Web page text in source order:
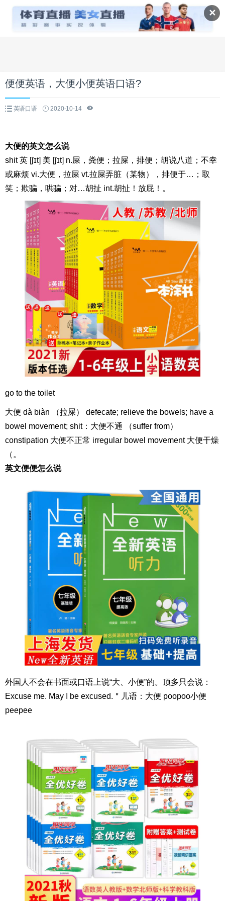
✕
便便英语，大便小便英语口语?
英语口语 2020-10-14
大便的英文怎么说
shit 英 [ʃɪt] 美 [ʃɪt] n.屎，粪便；拉屎，排便；胡说八道；不幸
或麻烦 vi.大便，拉屎 vt.拉屎弄脏（某物），排便于…；取
笑；欺骗，哄骗；对…胡扯 int.胡扯！放屁！。
go to the toilet
大便 dà biàn （拉屎） defecate; relieve the bowels; have a
bowel movement; shit：大便不通 （suffer from）
constipation 大便不正常 irregular bowel movement 大便干燥
（。
英文便便怎么说
外国人不会在书面或口语上说“大、小便”的。顶多只会说：
Excuse me. May I be excused.＂儿语：大便 poopoo小便
peepee